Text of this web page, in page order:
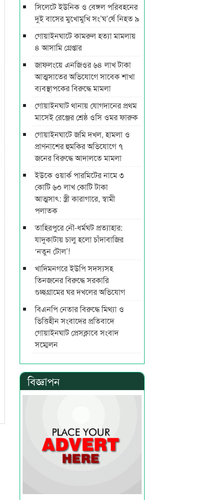
সিলেটে ইউনিক ও বেঙ্গল পরিবহনের
দুই বাসের মুখোমুখি সং’ঘ’র্ষে নিহত ৯
গোয়াইনঘাটে কামরুল হত্যা মামলায়
৪ আসামি গ্রেপ্তার
জাফলংয়ে এনজিওর ৬৪ লাখ টাকা
আত্মসাতের অভিযোগে সাবেক শাখা
ব্যবস্থাপকের বিরুদ্ধে মামলা
গোয়াইনঘাট থানায় যোগদানের প্রথম
মাসেই রেঞ্জের শ্রেষ্ঠ ওসি ওমর ফারুক
গোয়াইনঘাটে জমি দখল, হামলা ও
প্রাণনাশের হুমকির অভিযোগে ৭
জনের বিরুদ্ধে আদালতে মামলা
ইউকে ওয়ার্ক পারমিটের নামে ৩
কোটি ৬০ লাখ কোটি টাকা
আত্মসাৎ: স্ত্রী কারাগারে, স্বামী
পলাতক
তাহিরপুরে নৌ-ধর্মঘট প্রত্যাহার:
যাদুকাটায় চালু হলো চাঁদাবাজির
‘নতুন টোল’!
খাদিমনগরে ইউপি সদস্যসহ
তিনজনের বিরুদ্ধে সরকারি
গুচ্ছগ্রামের ঘর দখলের অভিযোগ
বিএনপি নেতার বিরুদ্ধে মিথ্যা ও
ভিত্তিহীন সংবাদের প্রতিবাদে
গোয়াইনঘাট প্রেসক্লাবে সংবাদ
সম্মেলন
বিজ্ঞাপন